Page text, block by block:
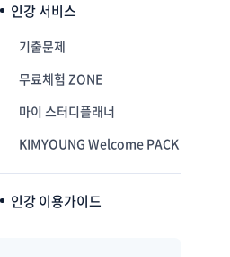
인강 서비스
기출문제
무료체험 ZONE
마이 스터디플래너
KIMYOUNG Welcome PACK
인강 이용가이드